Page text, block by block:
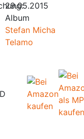
29.05.2015
Album
Stefan Micha
Telamo